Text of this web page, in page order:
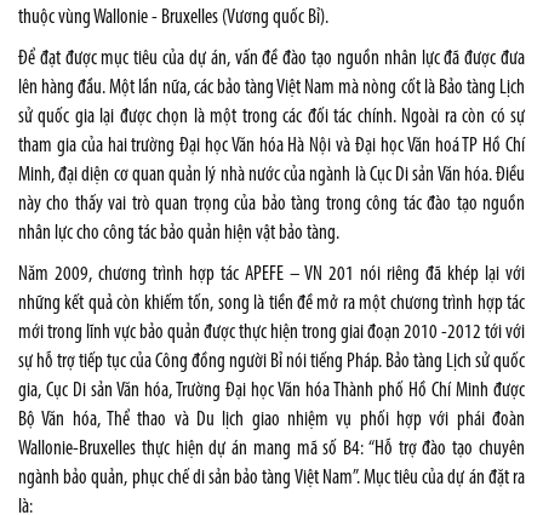
thuộc vùng Wallonie - Bruxelles (Vương quốc Bỉ).
Để đạt được mục tiêu của dự án, vấn đề đào tạo nguồn nhân lực đã được đưa
lên hàng đầu. Một lần nữa, các bảo tàng Việt Nam mà nòng cốt là Bảo tàng Lịch
sử quốc gia lại được chọn là một trong các đối tác chính. Ngoài ra còn có sự
tham gia của hai trường Đại học Văn hóa Hà Nội và Đại học Văn hoá TP Hồ Chí
Minh, đại diện cơ quan quản lý nhà nước của ngành là Cục Di sản Văn hóa. Điều
này cho thấy vai trò quan trọng của bảo tàng trong công tác đào tạo nguồn
nhân lực cho công tác bảo quản hiện vật bảo tàng.
Năm 2009, chương trình hợp tác APEFE – VN 201 nói riêng đã khép lại với
những kết quả còn khiếm tốn, song là tiền đề mở ra một chương trình hợp tác
mới trong lĩnh vực bảo quản được thực hiện trong giai đoạn 2010 -2012 tới với
sự hỗ trợ tiếp tục của Công đồng người Bỉ nói tiếng Pháp. Bảo tàng Lịch sử quốc
gia, Cục Di sản Văn hóa, Trường Đại học Văn hóa Thành phố Hồ Chí Minh được
Bộ Văn hóa, Thể thao và Du lịch giao nhiệm vụ phối hợp với phái đoàn
Wallonie-Bruxelles thực hiện dự án mang mã số B4: “Hỗ trợ đào tạo chuyên
ngành bảo quản, phục chế di sản bảo tàng Việt Nam”. Mục tiêu của dự án đặt ra
là: